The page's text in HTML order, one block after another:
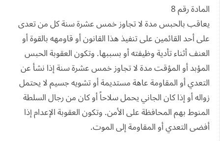
المادة رقم 8
يعاقب بالحبس مدة لا تجاوز خمس عشرة سنة كل من تعدى
على أحد القائمين على تنفيذ هذا القانون أو قاومهه بالقوة أو
العنف أثناء تأدية وظيفته أو بسببها. وتكون العقوبة الحبس
المؤبد أو المؤقت مدة لا تجاوز خمس عشرة سنة إذا نشأ عن
التعدي أو المقاومة عاهة مستديمة أو تشويه جسيم لا يحتمل
زواله أو إذا كان الجاني يحمل سلاحاً أو كان من رجال السلطة
المنوط بهم المحافظة على الأمن. وتكون العقوبة الإعدام إذا
أفضى التعدي أو المقاومة إلى الموت.